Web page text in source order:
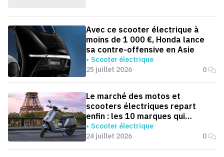
Avec ce scooter électrique à
moins de 1 000 €, Honda lance
sa contre-offensive en Asie
Scooter électrique
25 juillet 2026
0
Le marché des motos et
scooters électriques repart
enfin : les 10 marques qui
dominent la France
Scooter électrique
24 juillet 2026
0